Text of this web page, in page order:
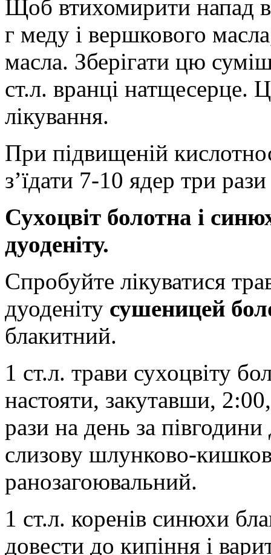
Щоб втихомирити напад
г меду і вершкового
масла. Зберігати цю
ст.л. вранці натщесерце.
лікування.
При підвищеній
з’їдати 7-10 ядер три
Сухоцвіт болотна і
дуоденіту.
Спробуйте лікуватися
дуоденіту сушеницей
блакитний.
1 ст.л. трави сухоцвіту
настояти, закутавши,
рази на день за
слизову шлунково-
ранозагоювальний.
1 ст.л. коренів синюхи
довести до кипіння і